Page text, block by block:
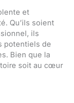
et
Qu’ils soient
ils
potentiels de
Bien que la
soit au cœur